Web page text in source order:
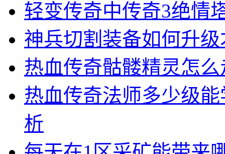
轻变传奇中传奇3绝情
神兵切割装备如何升
热血传奇骷髅精灵怎
热血传奇法师多少级
析